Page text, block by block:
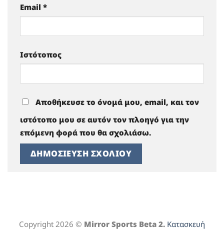
Email *
Ιστότοπος
Αποθήκευσε το όνομά μου, email, και τον
ιστότοπο μου σε αυτόν τον πλοηγό για την
επόμενη φορά που θα σχολιάσω.
Copyright 2026 © Mirror Sports Beta 2. Κατασκευή